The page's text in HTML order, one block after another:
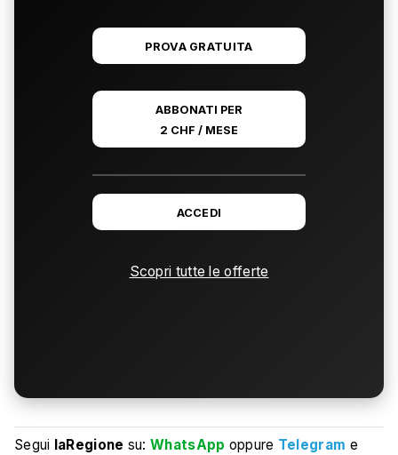
PROVA GRATUITA
ABBONATI PER
2 CHF / MESE
ACCEDI
Scopri tutte le offerte
Segui laRegione su:WhatsApp oppure Telegram e